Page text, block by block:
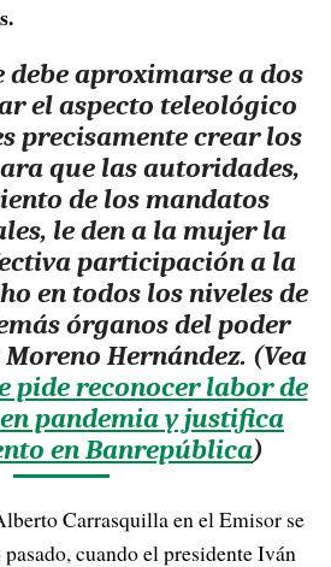
debe aproximarse a dos
el aspecto teleológico
precisamente crear los
que las autoridades,
de los mandatos
le den a la mujer la
participación a la
en todos los niveles de
órganos del poder
Moreno Hernández. (Vea
pide reconocer labor de
pandemia y justifica
en Banrepública)
Carrasquilla en el Emisor se
cuando el presidente Iván